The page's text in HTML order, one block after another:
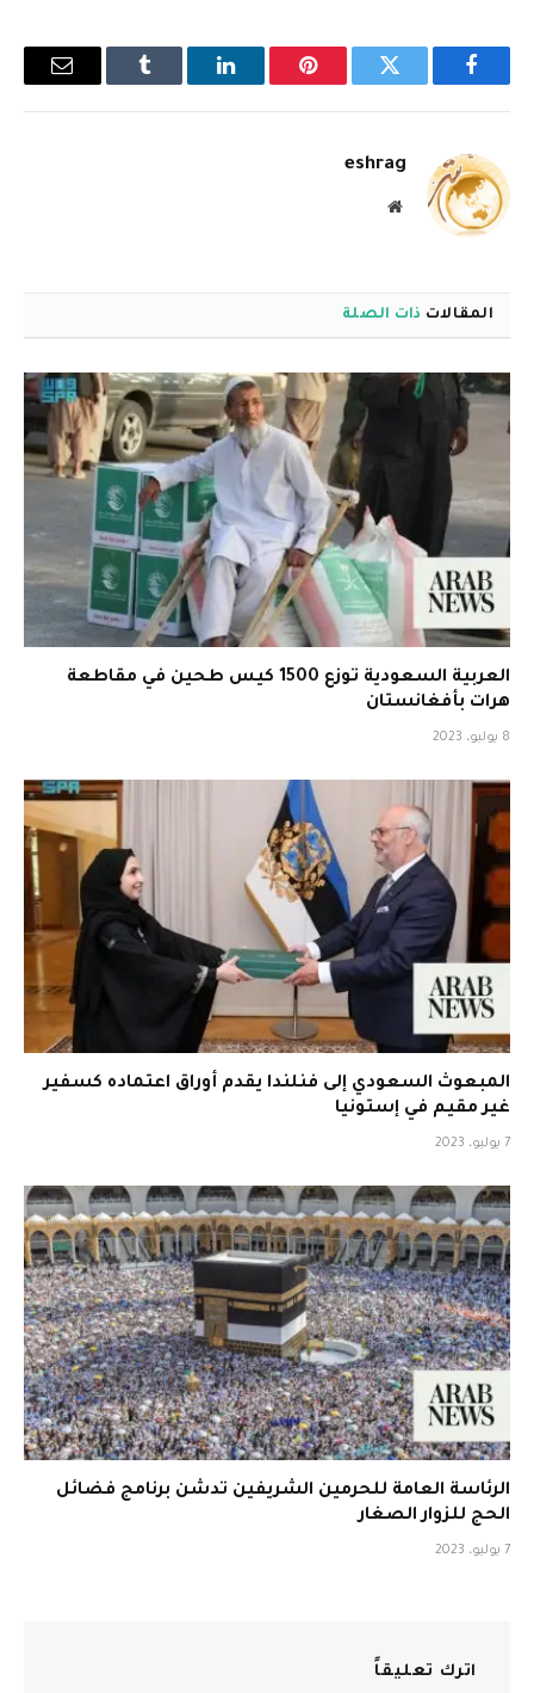
فيسبوك تويتر بينتيريستلينكدإن Tumblr
البريد
eshrag
موقع
المقالات ذات الصلة
العربية السعودية توزع 1500 كيس طحين في مقاطعة
هرات بأفغانستان
8 يوليو، 2023
المبعوث السعودي إلى فنلندا يقدم أوراق اعتماده كسفير
غير مقيم في إستونيا
7 يوليو، 2023
الرئاسة العامة للحرمين الشريفين تدشن برنامج فضائل
الحج للزوار الصغار
7 يوليو، 2023
اترك تعليقاً